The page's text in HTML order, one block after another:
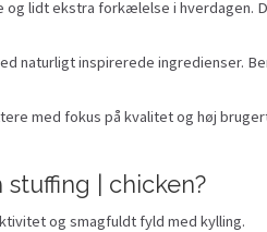
lidt ekstra forkælelse i hverdagen.
naturligt inspirerede ingredienser.
med fokus på kvalitet og høj
| chicken?
og smagfuldt fyld med kylling.